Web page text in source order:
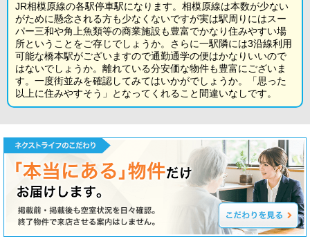
JR相模原線の各駅停車駅になります。相模原線は本数が少ない
がために懸念される方も少なくないですが実は駅周りにはスー
パー三和や角上魚類等の商業施設も豊富でかなり住みやすい場
所ということをご存じでしょうか。さらに一駅隣には3沿線利用
可能な橋本駅がございますので通勤通学の便はかなりいいので
はないでしょうか。離れている分安価な物件も豊富にございま
す。一度街並みを確認してみてはいかがでしょうか。「思った
以上に住みやすそう」となってくれること間違いなしです。